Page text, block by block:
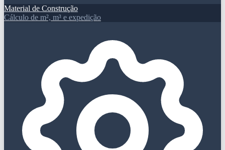
Material de Construção
Cálculo de m², m³ e expedição